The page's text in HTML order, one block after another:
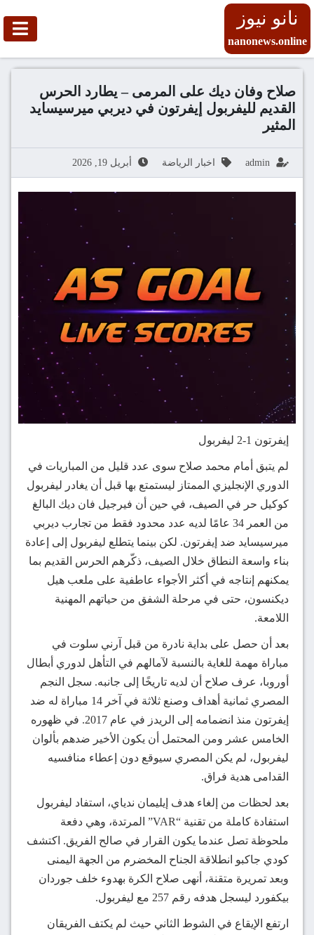
نانو نيوز
nanonews.online
صلاح وفان ديك على المرمى – يطارد الحرس
القديم لليفربول إيفرتون في ديربي ميرسيسايد
المثير
admin اخبار الرياضة أبريل 19, 2026
إيفرتون 1-2 ليفربول
لم يتبق أمام محمد صلاح سوى عدد قليل من المباريات في
الدوري الإنجليزي الممتاز ليستمتع بها قبل أن يغادر ليفربول
كوكيل حر في الصيف، في حين أن فيرجيل فان ديك البالغ
من العمر 34 عامًا لديه عدد محدود فقط من تجارب ديربي
ميرسيسايد ضد إيفرتون. لكن بينما يتطلع ليفربول إلى إعادة
بناء واسعة النطاق خلال الصيف، ذكّرهم الحرس القديم بما
يمكنهم إنتاجه في أكثر الأجواء عاطفية على ملعب هيل
ديكنسون، حتى في مرحلة الشفق من حياتهم المهنية
اللامعة.
بعد أن حصل على بداية نادرة من قبل آرني سلوت في
مباراة مهمة للغاية بالنسبة لآمالهم في التأهل لدوري أبطال
أوروبا، عرف صلاح أن لديه تاريخًا إلى جانبه. سجل النجم
المصري ثمانية أهداف وصنع ثلاثة في آخر 14 مباراة له ضد
إيفرتون منذ انضمامه إلى الريدز في عام 2017. في ظهوره
الخامس عشر ومن المحتمل أن يكون الأخير ضدهم بألوان
ليفربول، لم يكن المصري سيوقع دون إعطاء منافسيه
القدامى هدية فراق.
بعد لحظات من إلغاء هدف إيليمان ندياي، استفاد ليفربول
استفادة كاملة من تقنية “VAR” المرتدة، وهي دفعة
ملحوظة تصل عندما يكون القرار في صالح الفريق. اكتشف
كودي جاكبو انطلاقة الجناح المخضرم من الجهة اليمنى
وبعد تمريرة متقنة، أنهى صلاح الكرة بهدوء خلف جوردان
بيكفورد ليسجل هدفه رقم 257 مع ليفربول.
ارتفع الإيقاع في الشوط الثاني حيث لم يكتف الفريقان